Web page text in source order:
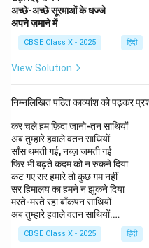
अच्छे-अच्छे सूरमाओं के धज्जे
अपने ज़माने में
CBSE Class X - 2025 हिंदी
View Solution
निम्नलिखित पठित काव्यांश को पढ़कर
कर चले हम फ़िदा जानो-तन साथियों
अब तुम्हारे हवाले वतन साथियों
साँस थमती गई, नब्ज़ जमती गई
फिर भी बढ़ते कदम को न रुकने दिया
कट गए सर हमारे तो कुछ ग़म नहीं
सर हिमालय का हमने न झुकने दिया
मरते-मरते रहा बाँकपन साथियों
अब तुम्हारे हवाले वतन साथियों.…
CBSE Class X - 2025 हिंदी